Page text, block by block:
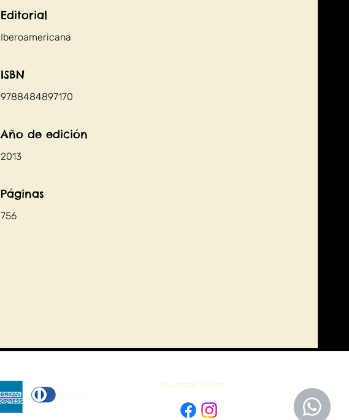
Editorial
Iberoamericana
ISBN
9788484897170
Año de edición
2013
Páginas
756
Nuestras redes